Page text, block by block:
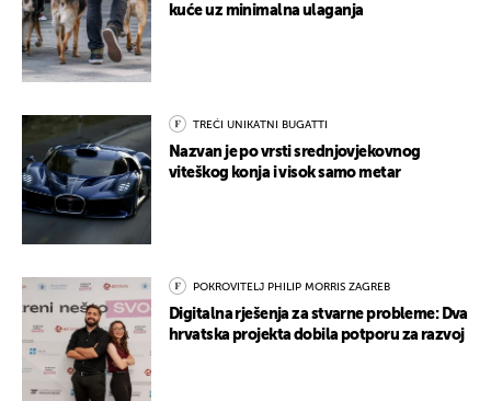
kuće uz minimalna ulaganja
TREĆI UNIKATNI BUGATTI
Nazvan je po vrsti srednjovjekovnog
viteškog konja i visok samo metar
POKROVITELJ PHILIP MORRIS ZAGREB
Digitalna rješenja za stvarne probleme: Dva
hrvatska projekta dobila potporu za razvoj